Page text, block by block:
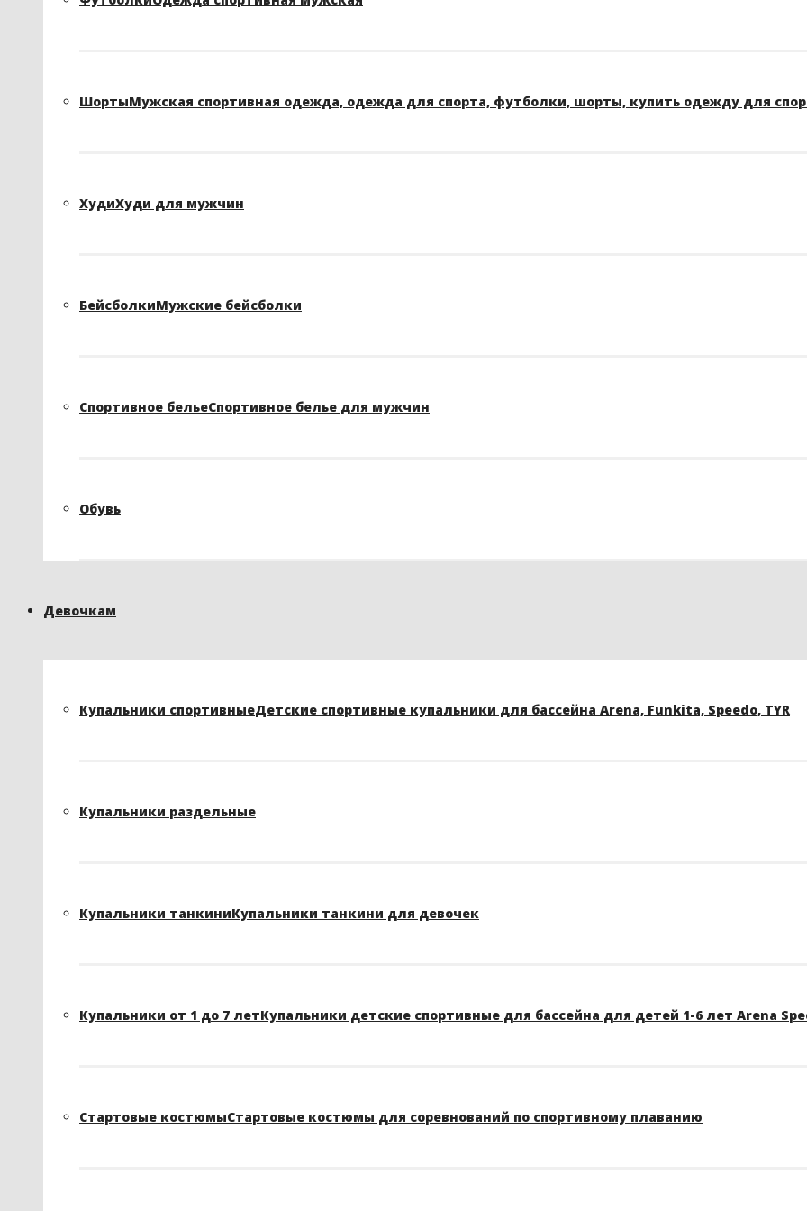
ШортыМужская спортивная одежда, одежда для спорта, футболки, шорты, купить одежду для
ХудиХуди для мужчин
БейсболкиМужские бейсболки
Спортивное бельеСпортивное белье для мужчин
Обувь
Девочкам
Купальники спортивныеДетские спортивные купальники для бассейна Arena, Funkita, Speedo, TYR
Купальники раздельные
Купальники танкиниКупальники танкини для девочек
Купальники от 1 до 7 летКупальники детские спортивные для бассейна для детей 1-6 лет Arena
Стартовые костюмыСтартовые костюмы для соревнований по спортивному плаванию